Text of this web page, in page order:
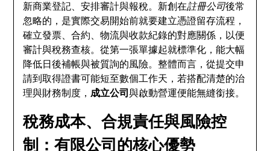
新商業登記、安排審計與報稅。新創在註冊公司後常
忽略的，是實際交易開始前就要建立憑證留存流程，
確立發票、合約、物流與收款紀錄的對應關係，以便
審計與稅務查核。從第一張單據起就標準化，能大幅
降低日後補帳與被質詢的風險。整體而言，從提交申
請到取得證書可能短至數個工作天，若搭配清楚的治
理與財務制度，成立公司與啟動營運便能無縫銜接。
稅務成本、合規責任與風險控
制：有限公司的核心優勢